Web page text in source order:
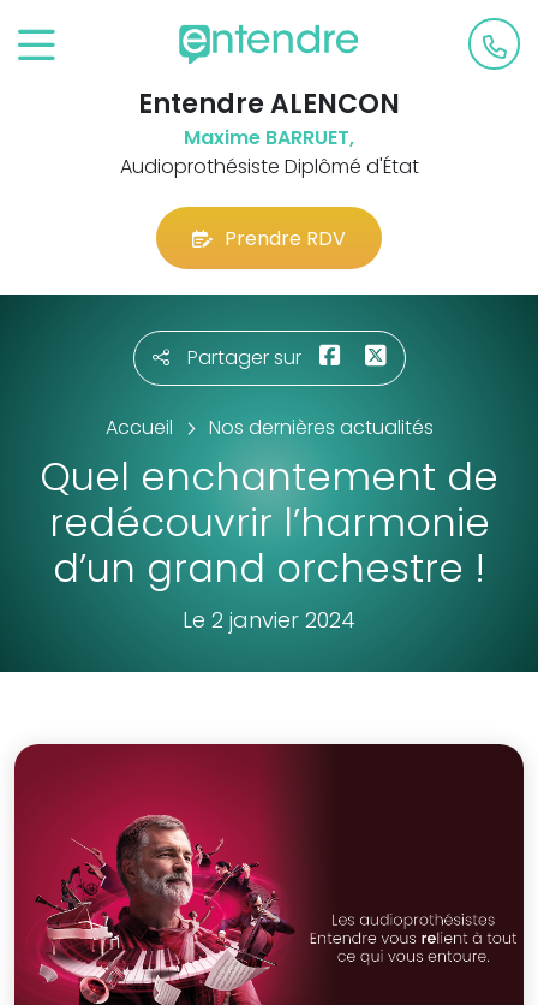
Entendre ALENCON
Maxime BARRUET,
Audioprothésiste Diplômé d'État
Prendre RDV
Partager sur
Accueil Nos dernières actualités
Quel enchantement de
redécouvrir l’harmonie
d’un grand orchestre !
Le 2 janvier 2024